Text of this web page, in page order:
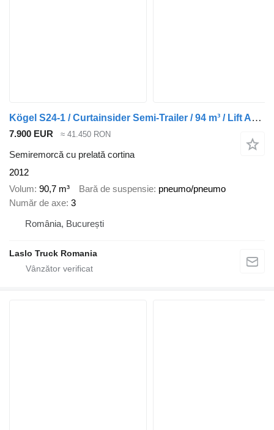
Kögel S24-1 / Curtainsider Semi-Trailer / 94 m³ / Lift Axle / Safety R
7.900 EUR ≈ 41.450 RON
Semiremorcă cu prelată cortina
2012
Volum 90,7 m³ Bară de suspensie pneumo/pneumo
Număr de axe 3
România, București
Laslo Truck Romania